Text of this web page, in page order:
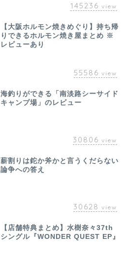
145236 view
【大阪ホルモン焼きめぐり】持ち帰
りできるホルモン焼き屋まとめ ※
レビューあり
55586 view
海釣りができる「南淡路シーサイド
キャンプ場」のレビュー
30806 view
薪割りは鉈か斧かと言うくだらない
論争への答え
30628 view
【店舗特典まとめ】水樹奈々37th
シングル『WONDER QUEST EP』